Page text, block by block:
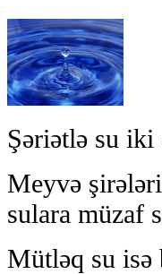
Şəriətlə su
Meyvə
sulara müzaf
Mütləq su isə